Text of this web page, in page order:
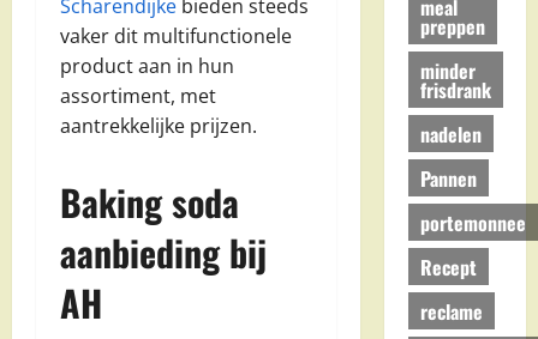
Scharendijke bieden steeds
vaker dit multifunctionele
product aan in hun
assortiment, met
aantrekkelijke prijzen.
Baking soda
aanbieding bij
AH
meal
preppen
minder
frisdrank
nadelen
Pannen
portemonnee
Recept
reclame